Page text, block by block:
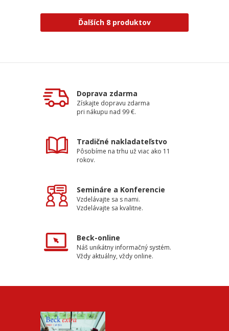
Ďalších 8 produktov
Doprava zdarma
Získajte dopravu zdarma
pri nákupu nad 99 €.
Tradičné nakladateľstvo
Pôsobíme na trhu už viac ako 11
rokov.
Semináre a Konferencie
Vzdelávajte sa s nami.
Vzdelávajte sa kvalitne.
Beck-online
Náš unikátny informačný systém.
Vždy aktuálny, vždy online.